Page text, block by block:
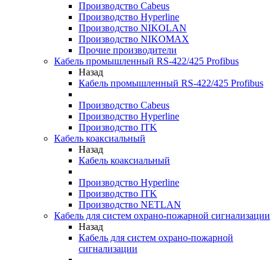
Производство Cabeus
Производство Hyperline
Производство NIKOLAN
Производство NIKOMAX
Прочие производители
Кабель промышленный RS-422/425 Profibus
Назад
Кабель промышленный RS-422/425 Profibus
Производство Cabeus
Производство Hyperline
Производство ITK
Кабель коаксиальный
Назад
Кабель коаксиальный
Производство Hyperline
Производство ITK
Производство NETLAN
Кабель для систем охрано-пожарной сигнализации
Назад
Кабель для систем охрано-пожарной
сигнализации